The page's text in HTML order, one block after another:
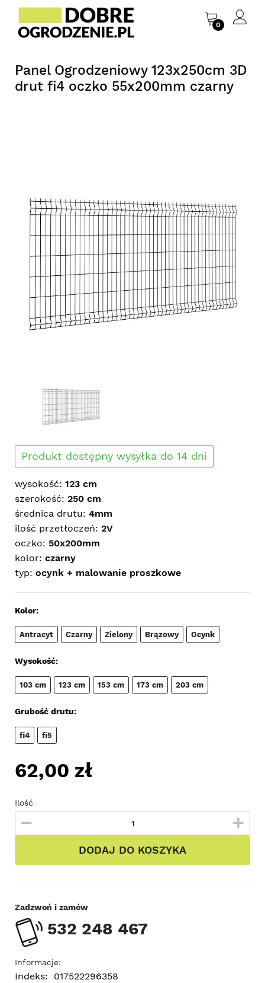
0
Panel Ogrodzeniowy 123x250cm 3D
drut fi4 oczko 55x200mm czarny
Produkt dostępny wysyłka do 14 dni
wysokość: 123 cm
szerokość: 250 cm
średnica drutu: 4mm
ilość przetłoczeń: 2V
oczko: 50x200mm
kolor: czarny
typ: ocynk + malowanie proszkowe
Kolor:
Antracyt Czarny Zielony Brązowy Ocynk
Wysokość:
103 cm 123 cm 153 cm 173 cm 203 cm
Grubość drutu:
fi4 fi5
62,00 zł
Ilość
DODAJ DO KOSZYKA
Zadzwoń i zamów
532 248 467
Informacje:
Indeks:
017522296358